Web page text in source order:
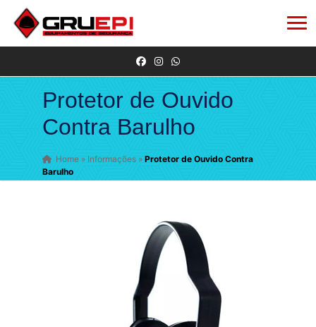
Protetor de Ouvido
Contra Barulho
Home» Informações » Protetor de Ouvido Contra
Barulho